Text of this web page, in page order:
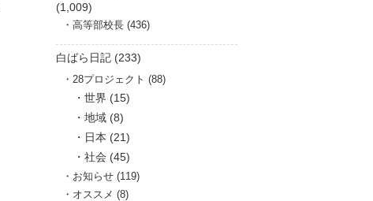
(1,009)
高等部校長 (436)
白ばら日記 (233)
28プロジェクト (88)
世界 (15)
地域 (8)
日本 (21)
社会 (45)
お知らせ (119)
オススメ (8)